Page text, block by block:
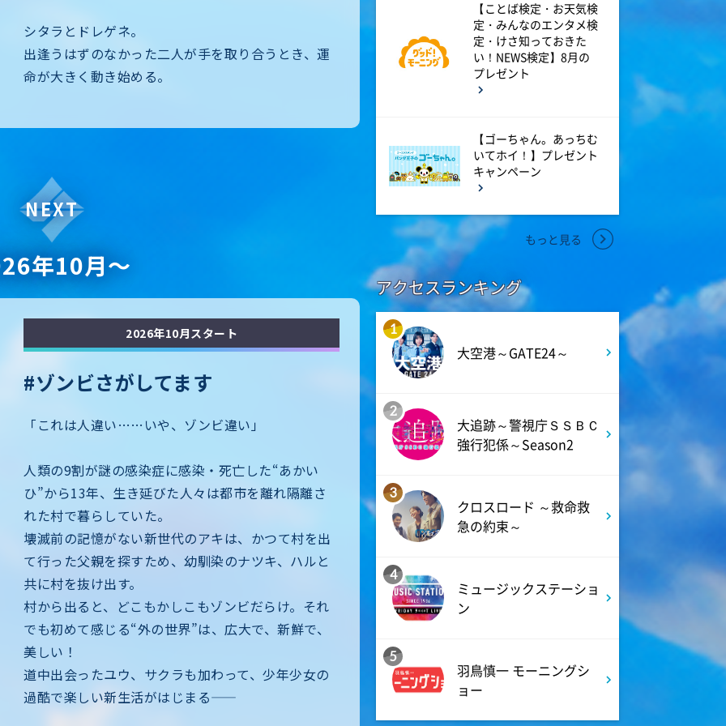
シタラとドレゲネ。
出逢うはずのなかった二人が手を取り合うとき、運
命が大きく動き始める。
NEXT
年10月～
2026年10月スタート
#ゾンビさがしてます
「これは人違い……いや、ゾンビ違い」
人類の9割が謎の感染症に感染・死亡した“あかい
ひ”から13年、生き延びた人々は都市を離れ隔離さ
れた村で暮らしていた。
壊滅前の記憶がない新世代のアキは、かつて村を出
て行った父親を探すため、幼馴染のナツキ、ハルと
共に村を抜け出す。
村から出ると、どこもかしこもゾンビだらけ。それ
でも初めて感じる“外の世界”は、広大で、新鮮で、
美しい！
道中出会ったユウ、サクラも加わって、少年少女の
過酷で楽しい新生活がはじまる——
4:48
スーパーJチャンネル 井澤健
太朗と森山みなみが<ニュース
のハテナ>を深掘り
6:50
ザワつく!路線バスで寄り道の
旅 【“東京&横浜"2大都市の地
下街グルメを巡る!】
よる 8:00
マツコ&有吉 かりそめ天国
M-1王者たくろうの滋賀の魅力
プレゼンツアー
よる 8:54
私の幸福時間
よる 9:00
ミュージックステーション
よる 9:54
よる 11:10
11:40
【ことば検定・お天気検
定・みんなのエンタメ検
定・けさ知っておきた
い！NEWS検定】8月の
プレゼント
【ゴーちゃん。あっちむ
いてホイ！】プレゼント
キャンペーン
もっと見る
アクセスランキング
1
大空港～GATE24～
2
大追跡～警視庁ＳＳＢＣ
強行犯係～Season2
3
クロスロード ～救命救
急の約束～
4
ミュージックステーショ
ン
5
羽鳥慎一 モーニングシ
ョー